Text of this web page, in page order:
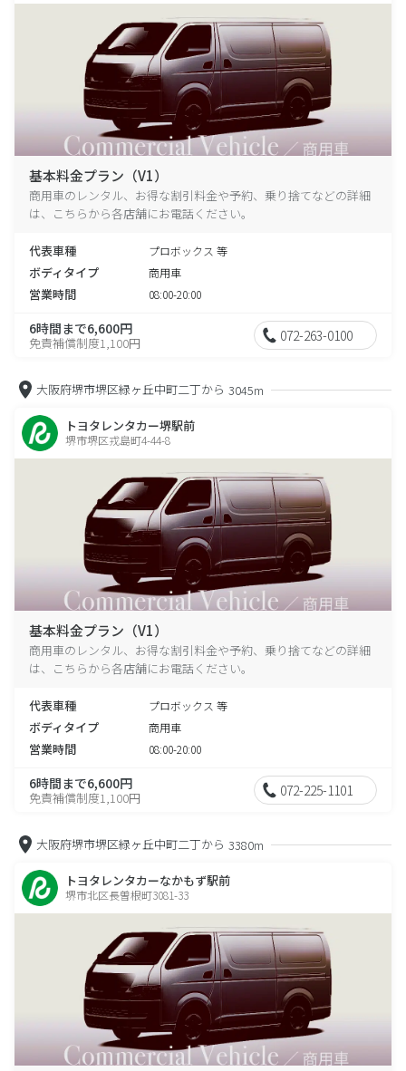
基本料金プラン（V1）
商用車のレンタル、お得な割引料金や予約、乗り捨てなどの詳細
は、こちらから各店舗にお電話ください。
代表車種 プロボックス 等
ボディタイプ 商用車
営業時間 08:00-20:00
6時間まで6,600円
免責補償制度1,100円 072-263-0100
大阪府堺市堺区緑ヶ丘中町二丁から 3045m
トヨタレンタカー堺駅前
堺市堺区戎島町4-44-8
基本料金プラン（V1）
商用車のレンタル、お得な割引料金や予約、乗り捨てなどの詳細
は、こちらから各店舗にお電話ください。
代表車種 プロボックス 等
ボディタイプ 商用車
営業時間 08:00-20:00
6時間まで6,600円
免責補償制度1,100円 072-225-1101
大阪府堺市堺区緑ヶ丘中町二丁から 3380m
トヨタレンタカーなかもず駅前
堺市北区長曽根町3081-33